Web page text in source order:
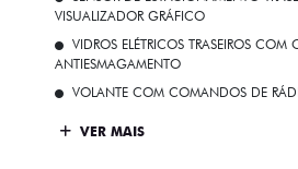
VISUALIZADOR GRÁFICO
VIDROS ELÉTRICOS TRASEIROS
ANTIESMAGAMENTO
VOLANTE COM COMANDOS DE
VER MAIS